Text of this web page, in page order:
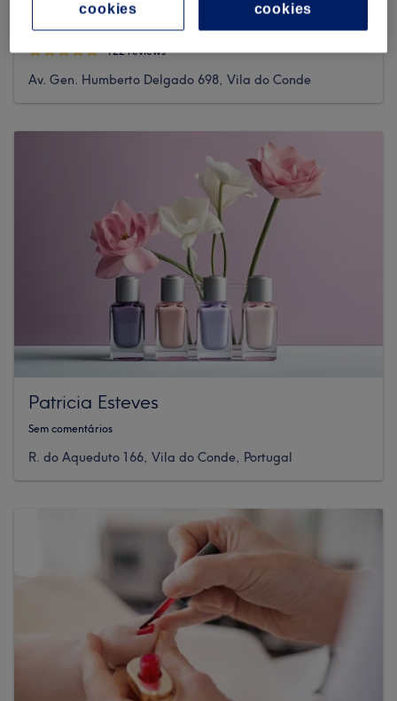
Alda Laundos Estética
122 reviews
Av. Gen. Humberto Delgado 698, Vila do Conde
Patricia Esteves
Sem comentários
R. do Aqueduto 166, Vila do Conde, Portugal
cookies
cookies